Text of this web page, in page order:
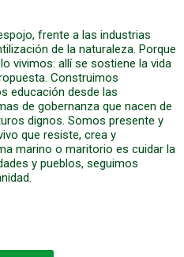
frente a las industrias
de la naturaleza. Porque
vivimos: allí se sostiene la vida
Construimos
educación desde las
de gobernanza que nacen de
dignos. Somos presente y
que resiste, crea y
marino o maritorio es cuidar la
y pueblos, seguimos